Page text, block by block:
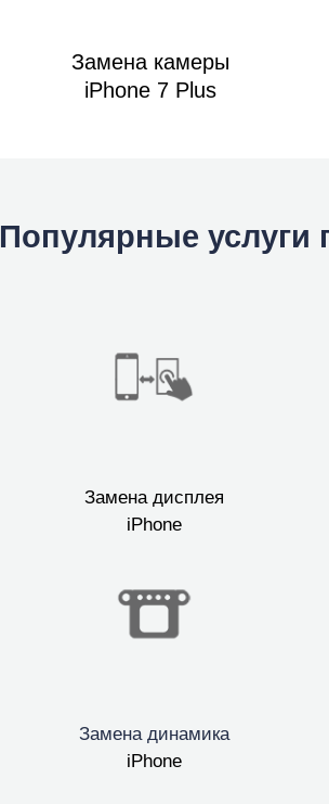
Замена камеры
iPhone 7 Plus
Популярные услуги
Замена дисплея
iPhone
Замена динамика
iPhone